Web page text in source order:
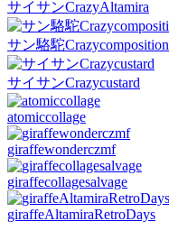
サイサンCrazyAltamira
サン駱駝Crazycomposition
サイサンCrazycustard
atomiccollage
giraffewonderczmf
giraffecollagesalvage
giraffeAltamiraRetroDays